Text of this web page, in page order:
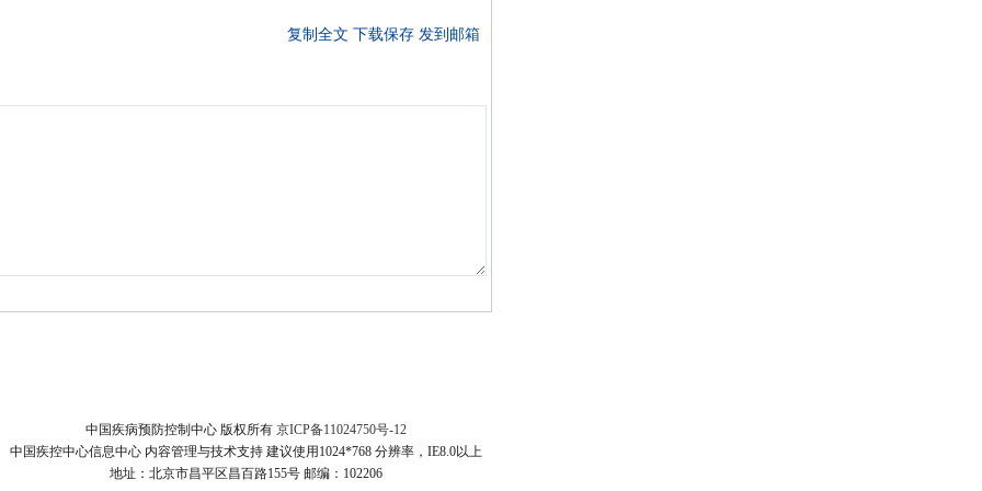
复制全文 下载保存 发到邮箱
中国疾病预防控制中心 版权所有 京ICP备11024750号-12
中国疾控中心信息中心 内容管理与技术支持 建议使用1024*768 分辨率，IE8.0以上
地址：北京市昌平区昌百路155号 邮编：102206